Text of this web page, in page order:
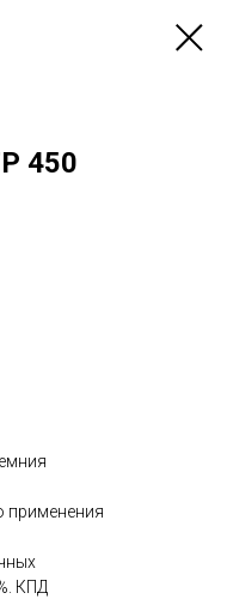
450
применения
КПД